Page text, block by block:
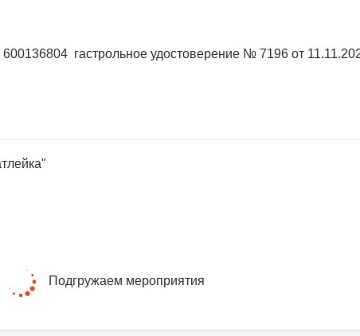
гастрольное удостоверение № 7196 от
Подгружаем мероприятия